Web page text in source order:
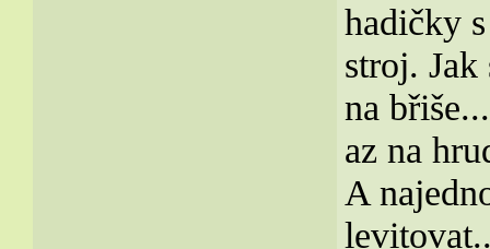
hadičky
stroj.
na
az na
A